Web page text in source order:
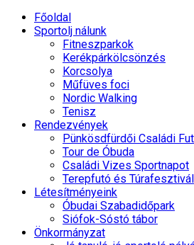
Főoldal
Sportolj nálunk
Fitneszparkok
Kerékpárkölcsönzés
Korcsolya
Műfüves foci
Nordic Walking
Tenisz
Rendezvények
Pünkösdfürdői Családi
Tour de Óbuda
Családi Vizes Sportnapot
Terepfutó és Túrafesztivál
Létesítményeink
Óbudai Szabadidőpark
Siófok-Sóstó tábor
Önkormányzat